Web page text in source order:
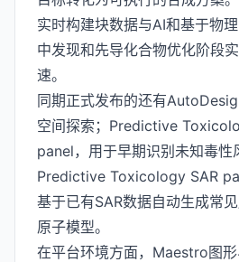
实时构建块数据与AI和基于物
中发现和先导化合物优化阶段
速。
同期正式发布的还有
空间探索；Predictive
panel，用于早期识别未知毒性
Predictive Toxicology SAR
基于已有SAR数据自动生成常
原子模型。
在平台环境方面，Maestro图